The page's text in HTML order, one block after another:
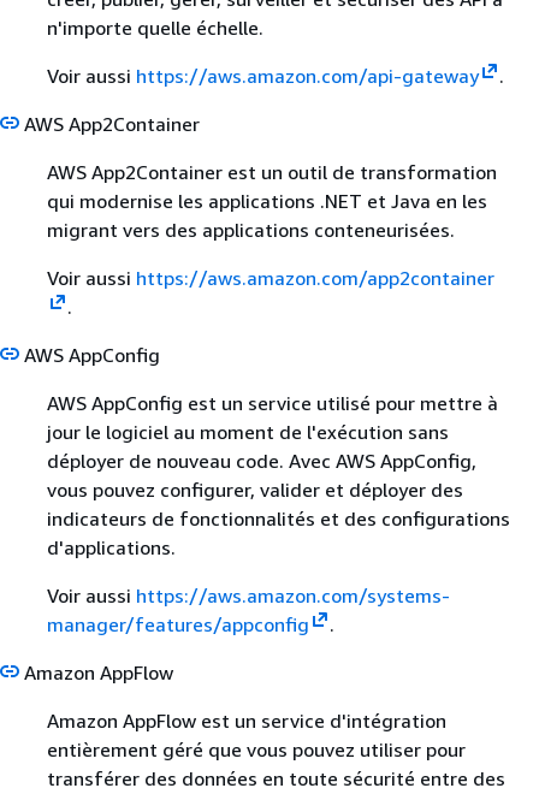
n'importe quelle échelle.
Voir aussi https://aws.amazon.com/api-gateway
.
AWS App2Container
AWS App2Container est un outil de transformation
qui modernise les applications .NET et Java en les
migrant vers des applications conteneurisées.
Voir aussi https://aws.amazon.com/app2container
.
AWS AppConfig
AWS AppConfig est un service utilisé pour mettre à
jour le logiciel au moment de l'exécution sans
déployer de nouveau code. Avec AWS AppConfig,
vous pouvez configurer, valider et déployer des
indicateurs de fonctionnalités et des configurations
d'applications.
Voir aussi https://aws.amazon.com/systems-
manager/features/appconfig
.
Amazon AppFlow
Amazon AppFlow est un service d'intégration
entièrement géré que vous pouvez utiliser pour
transférer des données en toute sécurité entre des